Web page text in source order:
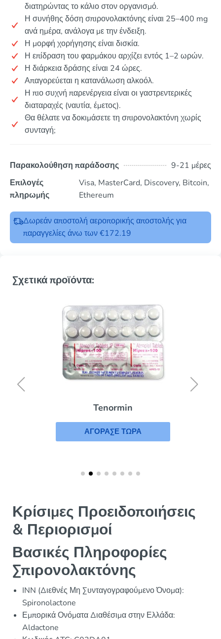
διατηρώντας το κάλιο στον οργανισμό.
Η συνήθης δόση σπιρονολακτόνης είναι 25–400 mg
ανά ημέρα, ανάλογα με την ένδειξη.
Η μορφή χορήγησης είναι δισκία.
Η επίδραση του φαρμάκου αρχίζει εντός 1–2 ωρών.
Η διάρκεια δράσης είναι 24 ώρες.
Απαγορεύεται η κατανάλωση αλκοόλ.
Η πιο συχνή παρενέργεια είναι οι γαστρεντερικές
διαταραχές (ναυτία, έμετος).
Θα θέλατε να δοκιμάσετε τη σπιρονολακτόνη χωρίς
συνταγή;
Παρακολούθηση παράδοσης
9-21 μέρες
Επιλογές
πληρωμής
Visa, MasterCard, Discovery, Bitcoin,
Ethereum
Δωρεάν αποστολή αεροπορικής αποστολής για
παραγγελίες άνω των €172.19
Σχετικά προϊόντα:
Tenormin
ΑΓΟΡΑΣΕ ΤΩΡΑ
Κρίσιμες Προειδοποιήσεις
& Περιορισμοί
Βασικές Πληροφορίες
Σπιρονολακτόνης
INN (Διεθνές Μη Συνταγογραφούμενο Όνομα):
Spironolactone
Εμπορικά Ονόματα Διαθέσιμα στην Ελλάδα:
Aldactone